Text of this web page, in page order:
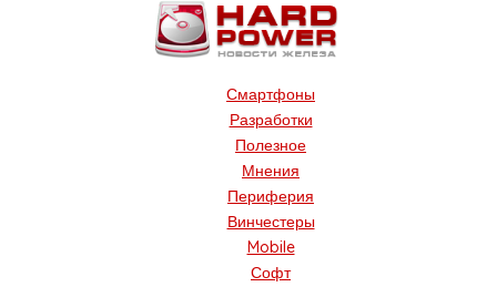
Смартфоны
Разработки
Полезное
Мнения
Периферия
Винчестеры
Mobile
Софт